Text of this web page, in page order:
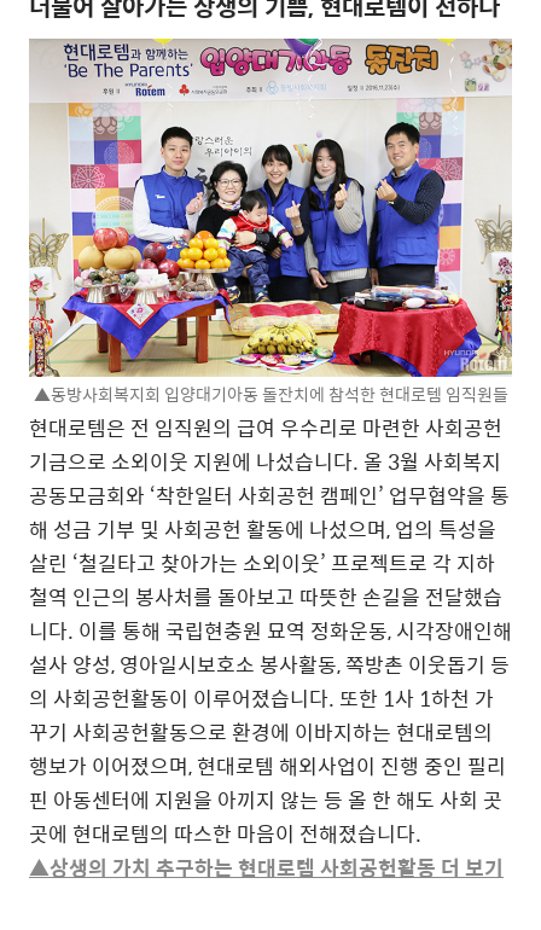
▲동방사회복지회 입양대기아동 돌잔치에 참석한 현대로템 임직원들
현대로템은 전 임직원의 급여 우수리로 마련한 사회공헌
기금으로 소외이웃 지원에 나섰습니다. 올 3월 사회복지
공동모금회와 ‘착한일터 사회공헌 캠페인’ 업무협약을 통
해 성금 기부 및 사회공헌 활동에 나섰으며, 업의 특성을
살린 ‘철길타고 찾아가는 소외이웃’ 프로젝트로 각 지하
철역 인근의 봉사처를 돌아보고 따뜻한 손길을 전달했습
니다. 이를 통해 국립현충원 묘역 정화운동, 시각장애인해
설사 양성, 영아일시보호소 봉사활동, 쪽방촌 이웃돕기 등
의 사회공헌활동이 이루어졌습니다. 또한 1사 1하천 가
꾸기 사회공헌활동으로 환경에 이바지하는 현대로템의
행보가 이어졌으며, 현대로템 해외사업이 진행 중인 필리
핀 아동센터에 지원을 아끼지 않는 등 올 한 해도 사회 곳
곳에 현대로템의 따스한 마음이 전해졌습니다.
▲상생의 가치 추구하는 현대로템 사회공헌활동 더 보기